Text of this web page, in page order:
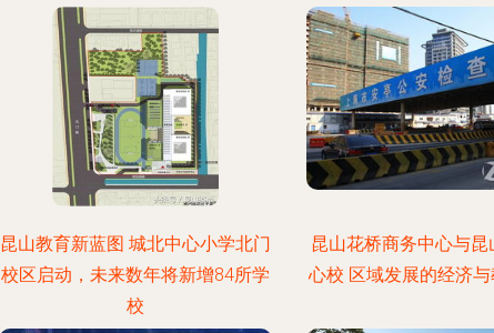
昆山教育新蓝图 城北中心小学北门
校区启动，未来数年将新增84所学
校
昆山花桥商务中心与昆
心校 区域发展的经济